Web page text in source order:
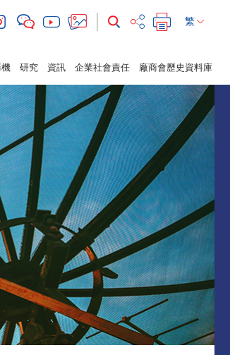
繁
研究 資訊 企業社會責任 廠商會歷史資料庫